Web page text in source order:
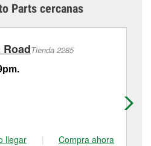
Parts cercanas
Tienda 2285
llegar | Compra ahora